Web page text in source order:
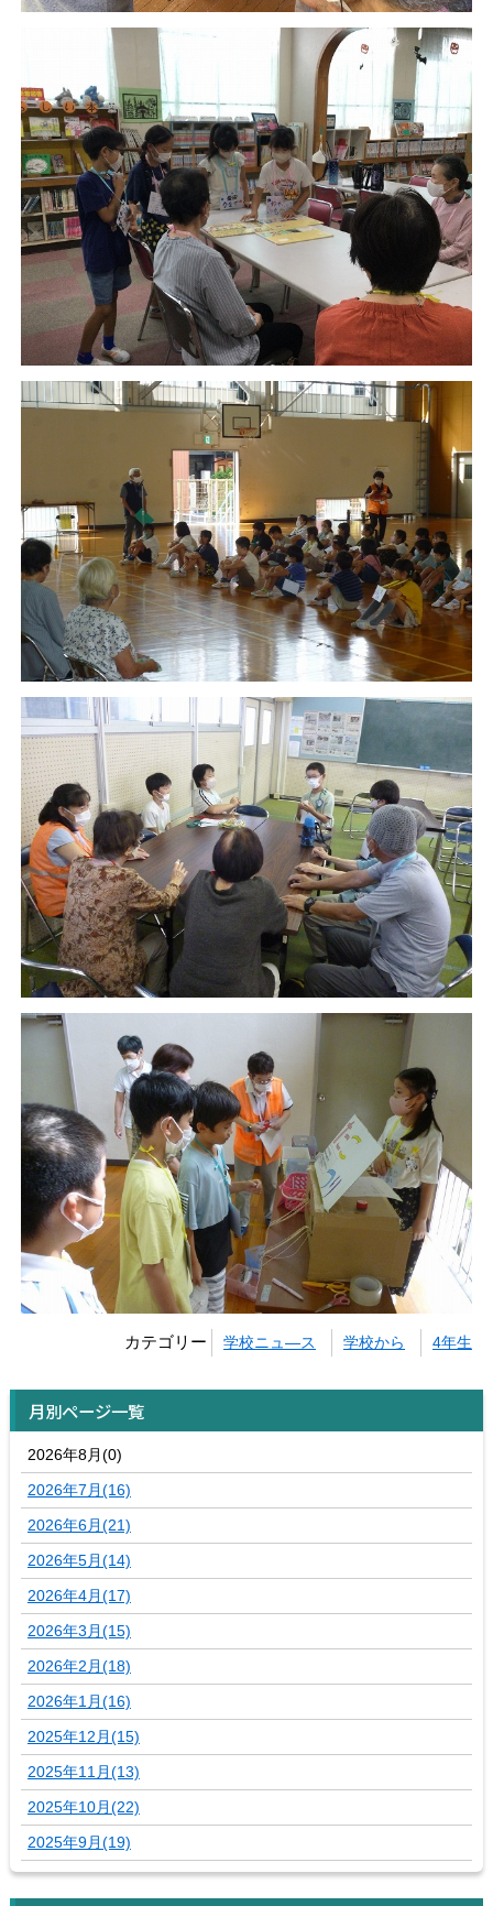
カテゴリー 学校ニュ―ス 学校から 4年生
月別ページ一覧
2026年8月(0)
2026年7月(16)
2026年6月(21)
2026年5月(14)
2026年4月(17)
2026年3月(15)
2026年2月(18)
2026年1月(16)
2025年12月(15)
2025年11月(13)
2025年10月(22)
2025年9月(19)